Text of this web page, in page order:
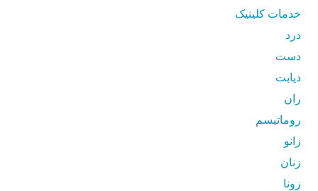
خدمات کلینیک
درد
دست
دیابت
ران
روماتیسم
زانو
زنان
زونا